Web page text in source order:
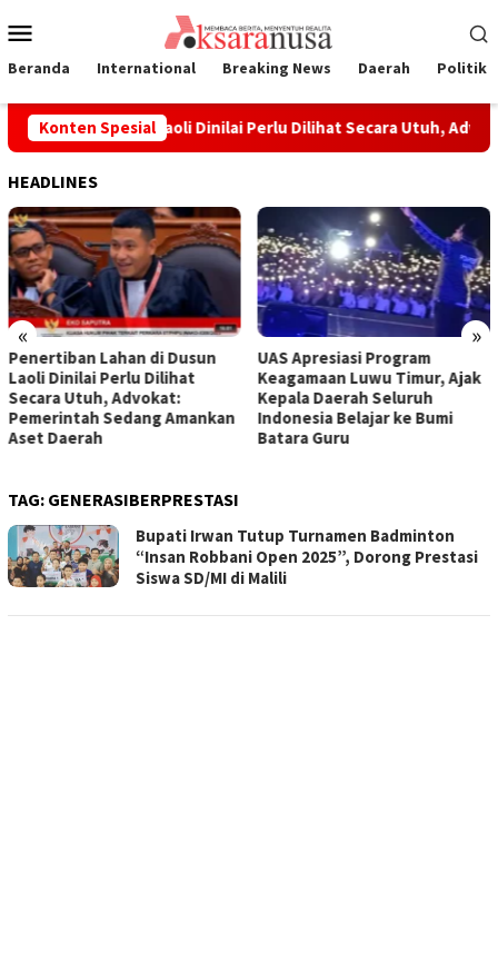
ke
Mobile
Beranda International Breaking News Daerah Politik
Konten Spesial
Lahan di Dusun Laoli Dinilai Perlu Dilihat Secara Utuh,
HEADLINES
« »
Penertiban Lahan di Dusun
Laoli Dinilai Perlu Dilihat
Secara Utuh, Advokat:
Pemerintah Sedang Amankan
Aset Daerah
UAS Apresiasi Program
Keagamaan Luwu Timur, Ajak
Kepala Daerah Seluruh
Indonesia Belajar ke Bumi
Batara Guru
TAG: GENERASIBERPRESTASI
Bupati Irwan Tutup Turnamen Badminton
“Insan Robbani Open 2025”, Dorong Prestasi
Siswa SD/MI di Malili